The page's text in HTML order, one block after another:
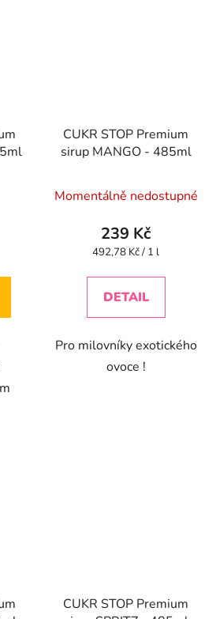
CUKR STOP Premium
sirup MANGO - 485ml
Momentálně nedostupné
239 Kč
Měrná
492,78 Kč / 1 l
DETAIL
Pro milovníky exotického
ovoce !
CUKR STOP Premium